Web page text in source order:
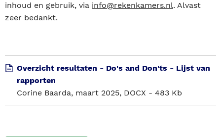
inhoud en gebruik, via info@rekenkamers.nl. Alvast
zeer bedankt.
Overzicht resultaten - Do's and Don'ts - Lijst van
rapporten
Corine Baarda, maart 2025, DOCX - 483 Kb